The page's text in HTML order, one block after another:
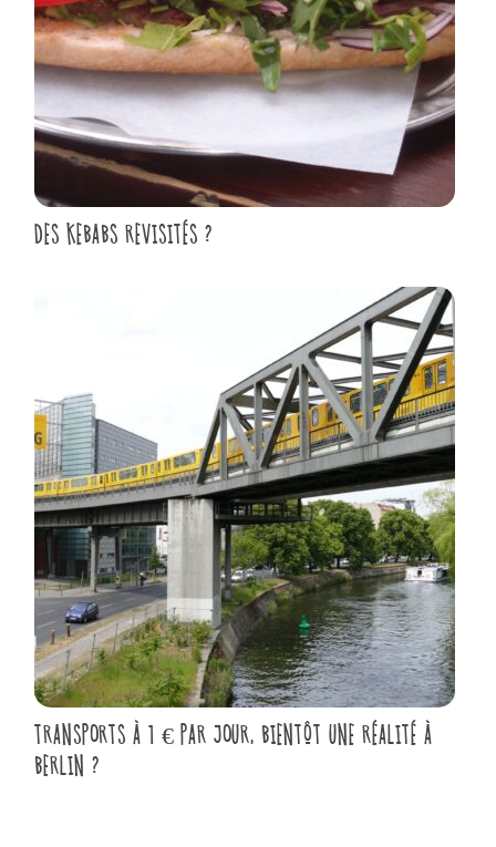
DES KEBABS REVISITÉS ?
TRANSPORTS À 1 € PAR JOUR, BIENTÔT UNE RÉALITÉ À
BERLIN ?